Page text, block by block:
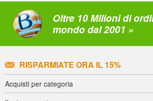
Oltre 10 Milioni di
mondo dal 2001 »
RISPARMIATE ORA IL 15%
Acquisti per categoria